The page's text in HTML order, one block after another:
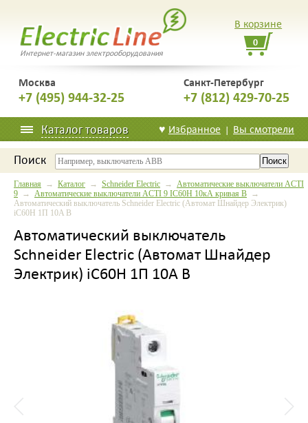
Интернет-магазин электрооборудования
Москва
+7 (495) 944-32-25
Санкт-Петербург
+7 (812) 429-70-25
В корзине
0
Каталог товаров ♥ Избранное | Вы смотрели
Поиск
Главная → Каталог → Schneider Electric → Автоматические выключатели ACTI
9 → Автоматические выключатели ACTI 9 IC60H 10кА кривая B →
Автоматический выключатель Schneider Electric (Автомат Шнайдер Электрик)
iC60H 1П 10A B
Автоматический выключатель
Schneider Electric (Автомат Шнайдер
Электрик) iC60H 1П 10A B